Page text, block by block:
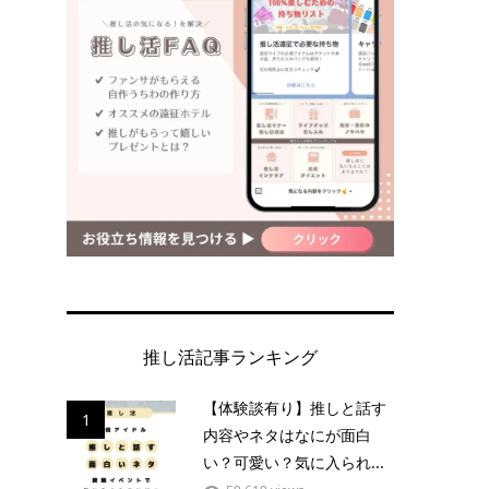
推し活記事ランキング
1
【体験談有り】推しと話す
内容やネタはなにが面白
い？可愛い？気に入られ...